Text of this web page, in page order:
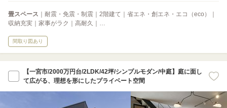
畳スペース ｜耐震・免震・制震｜2階建て｜省エネ・創エネ・エコ（eco）｜
収納充実｜家事がラク｜高耐久｜…
間取り図あり
【一宮市/2000万円台/2LDK/42坪/シンプルモダン/中庭】庭に面し
て広がる、理想を形にしたプライベート空間